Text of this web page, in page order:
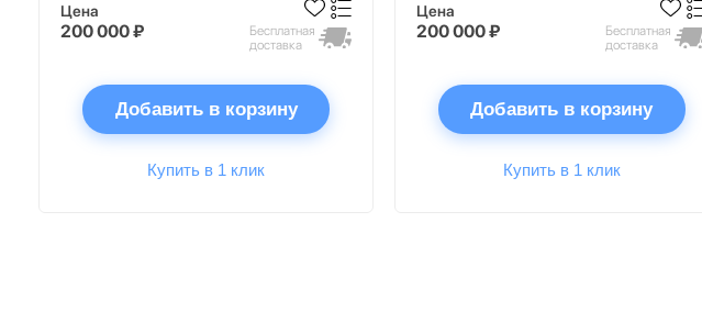
Цена
200 000 ₽
Бесплатная
доставка
Добавить в корзину
Купить в 1 клик
Цена
200 000 ₽
Бесплатная
доставка
Добавить в корзину
Купить в 1 клик